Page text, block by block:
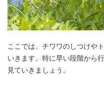
ここでは、チワワのしつけや
いきます。特に早い段階から
見ていきましょう。